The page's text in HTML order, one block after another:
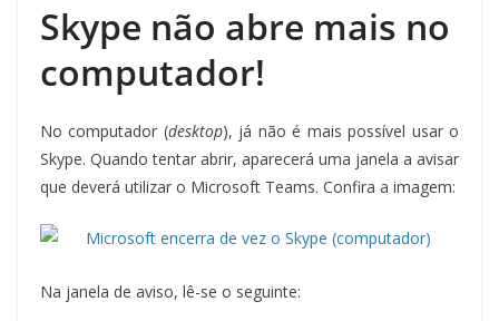
Skype não abre mais no
computador!
No computador (desktop), já não é mais possível usar o
Skype. Quando tentar abrir, aparecerá uma janela a avisar
que deverá utilizar o Microsoft Teams. Confira a imagem:
Na janela de aviso, lê-se o seguinte: